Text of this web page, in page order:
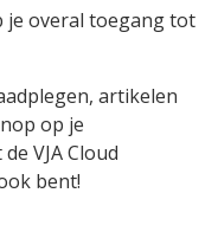
je overal toegang tot
artikelen
op je
VJA Cloud
bent!